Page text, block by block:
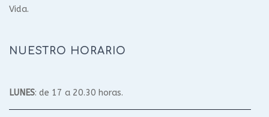
Vida.
NUESTRO HORARIO
LUNES: de 17 a 20.30 horas.